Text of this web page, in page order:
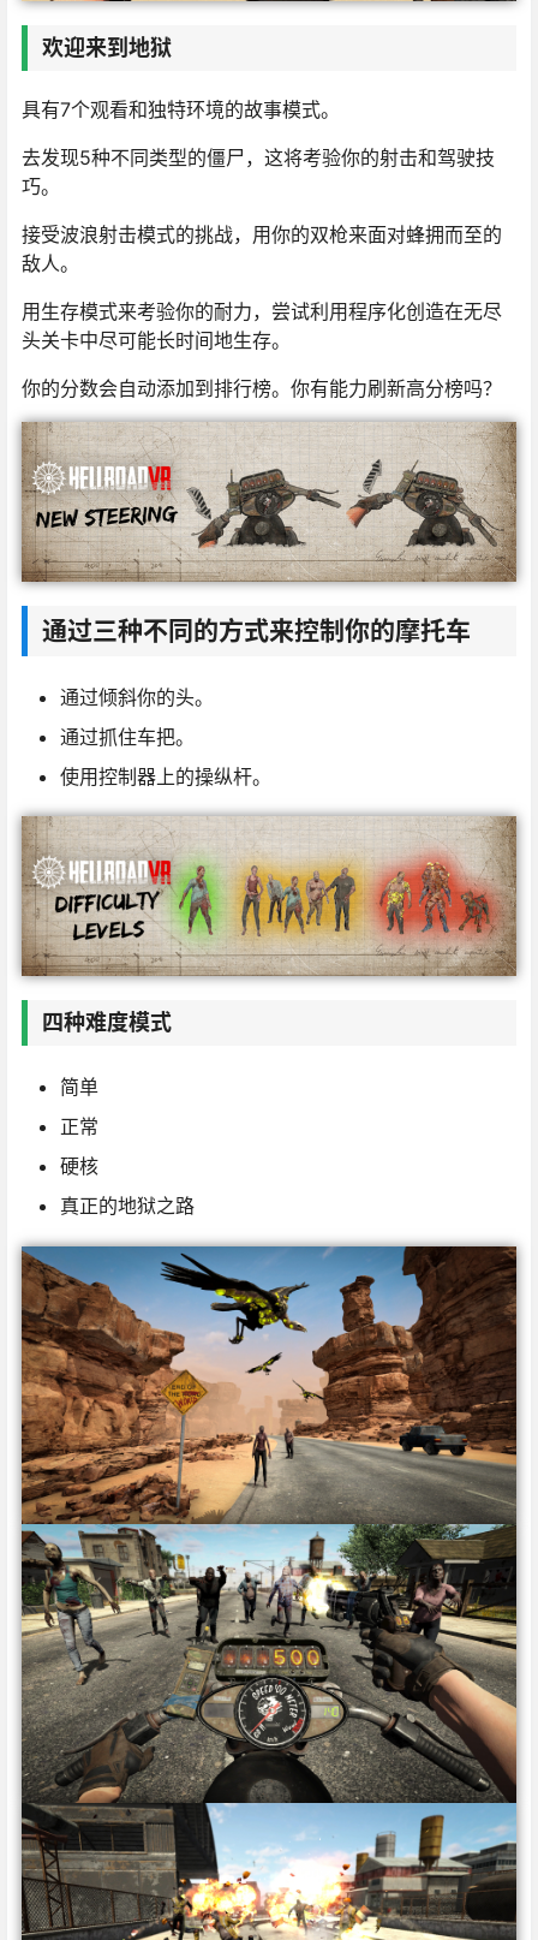
欢迎来到地狱
具有7个观看和独特环境的故事模式。
去发现5种不同类型的僵尸，这将考验你的射击和驾驶技
巧。
接受波浪射击模式的挑战，用你的双枪来面对蜂拥而至的
敌人。
用生存模式来考验你的耐力，尝试利用程序化创造在无尽
头关卡中尽可能长时间地生存。
你的分数会自动添加到排行榜。你有能力刷新高分榜吗？
通过三种不同的方式来控制你的摩托车
通过倾斜你的头。
通过抓住车把。
使用控制器上的操纵杆。
四种难度模式
简单
正常
硬核
真正的地狱之路